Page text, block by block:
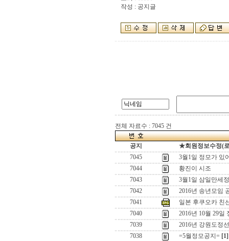
작성 : 공지글
전체 자료수 : 7045 건
공지
★회원정보수정(
7045
3월1일 정모가 있
7044
황진이 시조
7043
3월1일 삼일만세
7042
2016년 송년모임
7041
일본 후쿠오카 친
7040
2016년 10월 29일
7039
2016년 강원도정
7038
=5월정모공지= [1]